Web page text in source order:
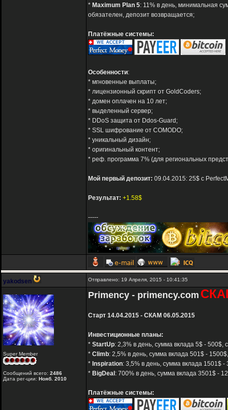
* Maximum Plan 5: 11% в день, минимальная
обязателен, депозит возвращается;
Платёжные системы:
Особенности:
* мгновенные выплаты;
* лицензионный скрипт от GoldCoders;
* домен оплачен на 10 лет;
* выделенный сервер;
* DDoS защита от Ddos-Guard;
* SSL шифрование от COMODO;
* уникальный дизайн;
* оригинальный контент;
* реф. программа 7% (для региональных
Мой первый депозит: 09.04.2015: 25$ с
Результат: +1.58$
-----
yakodsen Отправлено: 19 Апреля, 2015 - 10:41:35
Super Member
Сообщений всего: 2486
Дата рег-ции: Нояб. 2010
Primency - primency.com
Старт 14.04.2015 - СКАМ 06.05.2015
Инвестиционные планы:
* StartUp: 2,3% в день, сумма вклада 5$ - 500$,
* Climb: 2,5% в день, сумма вклада 501$ -
* Inspiration: 3,5% в день, сумма вклада 1501$ -
* BigDeal : 700% в день, сумма вклада 3501$ -
Платёжные системы: